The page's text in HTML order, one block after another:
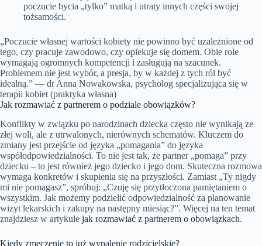
poczucie bycia „tylko” matką i utraty innych części swojej
tożsamości.
„Poczucie własnej wartości kobiety nie powinno być uzależnione od
tego, czy pracuje zawodowo, czy opiekuje się domem. Obie role
wymagają ogromnych kompetencji i zasługują na szacunek.
Problemem nie jest wybór, a presja, by w każdej z tych ról być
idealną.” — dr Anna Nowakowska, psycholog specjalizująca się w
terapii kobiet (praktyka własna)
Jak rozmawiać z partnerem o podziale obowiązków?
Konflikty w związku po narodzinach dziecka często nie wynikają ze
złej woli, ale z utrwalonych, nierównych schematów. Kluczem do
zmiany jest przejście od języka „pomagania” do języka
współodpowiedzialności. To nie jest tak, że partner „pomaga” przy
dziecku – to jest również jego dziecko i jego dom. Skuteczna rozmowa
wymaga konkretów i skupienia się na przyszłości. Zamiast „Ty nigdy
mi nie pomagasz”, spróbuj: „Czuję się przytłoczona pamiętaniem o
wszystkim. Jak możemy podzielić odpowiedzialność za planowanie
wizyt lekarskich i zakupy na następny miesiąc?”. Więcej na ten temat
znajdziesz w artykule jak rozmawiać z partnerem o obowiązkach.
Kiedy zmęczenie to już wypalenie rodzicielskie?